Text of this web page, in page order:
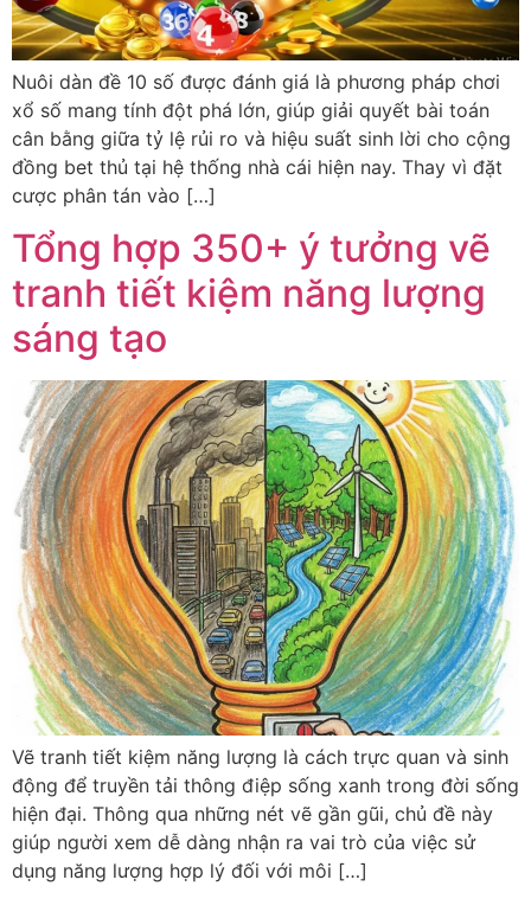
Nuôi dàn đề 10 số được đánh giá là phương pháp chơi
xổ số mang tính đột phá lớn, giúp giải quyết bài toán
cân bằng giữa tỷ lệ rủi ro và hiệu suất sinh lời cho cộng
đồng bet thủ tại hệ thống nhà cái hiện nay. Thay vì đặt
cược phân tán vào […]
Tổng hợp 350+ ý tưởng vẽ
tranh tiết kiệm năng lượng
sáng tạo
Vẽ tranh tiết kiệm năng lượng là cách trực quan và sinh
động để truyền tải thông điệp sống xanh trong đời sống
hiện đại. Thông qua những nét vẽ gần gũi, chủ đề này
giúp người xem dễ dàng nhận ra vai trò của việc sử
dụng năng lượng hợp lý đối với môi […]